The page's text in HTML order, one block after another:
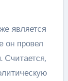
является
он провел
Считается,